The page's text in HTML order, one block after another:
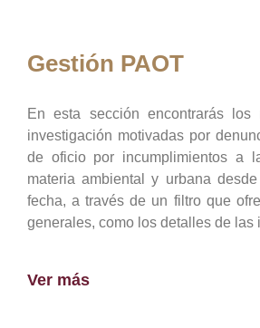
Gestión PAOT
En esta sección encontrarás los
investigación motivadas por
de oficio por incumplimientos a
materia ambiental y urbana
fecha, a través de un filtro que
generales, como los detalles de las
Ver más